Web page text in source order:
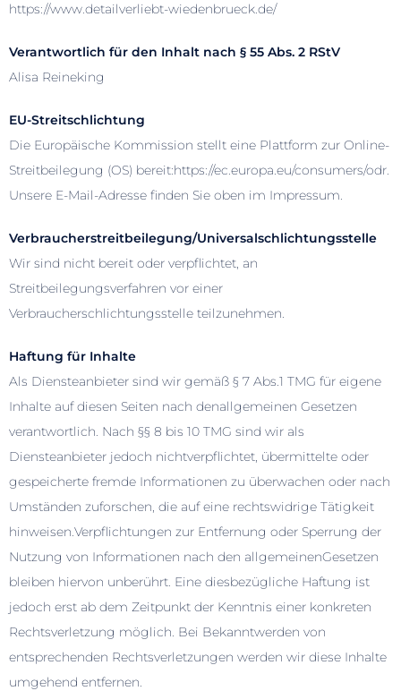
https://www.detailverliebt-wiedenbrueck.de/
Verantwortlich für den Inhalt nach § 55 Abs. 2 RStV
Alisa Reineking
EU-Streitschlichtung
Die Europäische Kommission stellt eine Plattform zur Online-
Streitbeilegung (OS) bereit:https://ec.europa.eu/consumers/odr.
Unsere E-Mail-Adresse finden Sie oben im Impressum.
Verbraucherstreitbeilegung/Universalschlichtungsstelle
Wir sind nicht bereit oder verpflichtet, an
Streitbeilegungsverfahren vor einer
Verbraucherschlichtungsstelle teilzunehmen.
Haftung für Inhalte
Als Diensteanbieter sind wir gemäß § 7 Abs.1 TMG für eigene
Inhalte auf diesen Seiten nach denallgemeinen Gesetzen
verantwortlich. Nach §§ 8 bis 10 TMG sind wir als
Diensteanbieter jedoch nichtverpflichtet, übermittelte oder
gespeicherte fremde Informationen zu überwachen oder nach
Umständen zuforschen, die auf eine rechtswidrige Tätigkeit
hinweisen.Verpflichtungen zur Entfernung oder Sperrung der
Nutzung von Informationen nach den allgemeinenGesetzen
bleiben hiervon unberührt. Eine diesbezügliche Haftung ist
jedoch erst ab dem Zeitpunkt der Kenntnis einer konkreten
Rechtsverletzung möglich. Bei Bekanntwerden von
entsprechenden Rechtsverletzungen werden wir diese Inhalte
umgehend entfernen.